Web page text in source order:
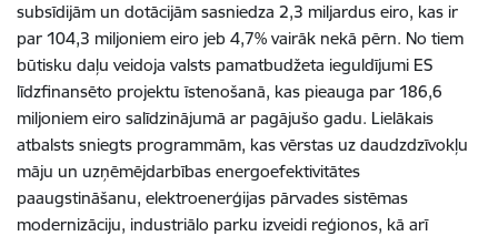
subsīdijām un dotācijām sasniedza 2,3 miljardus eiro, kas ir
par 104,3 miljoniem eiro jeb 4,7% vairāk nekā pērn. No tiem
būtisku daļu veidoja valsts pamatbudžeta ieguldījumi ES
līdzfinansēto projektu īstenošanā, kas pieauga par 186,6
miljoniem eiro salīdzinājumā ar pagājušo gadu. Lielākais
atbalsts sniegts programmām, kas vērstas uz daudzdzīvokļu
māju un uzņēmējdarbības energoefektivitātes
paaugstināšanu, elektroenerģijas pārvades sistēmas
modernizāciju, industriālo parku izveidi reģionos, kā arī